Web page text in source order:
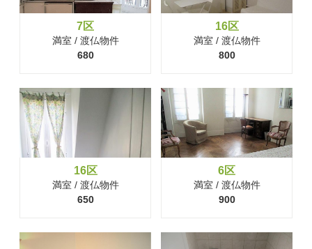
7区
満室 / 渡仏物件
680
16区
満室 / 渡仏物件
800
16区
満室 / 渡仏物件
650
6区
満室 / 渡仏物件
900